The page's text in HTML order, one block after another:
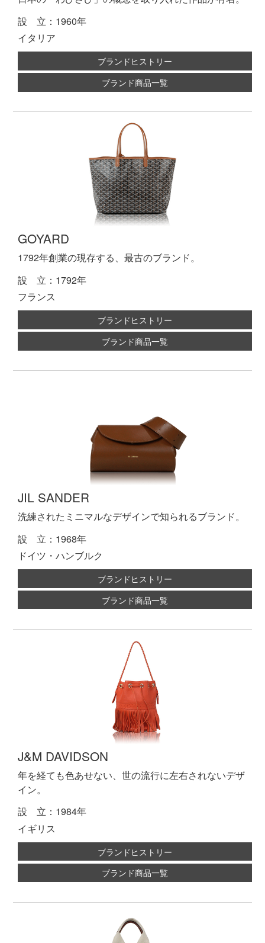
設 立：1960年
イタリア
ブランドヒストリー
ブランド商品一覧
GOYARD
1792年創業の現存する、最古のブランド。
設 立：1792年
フランス
ブランドヒストリー
ブランド商品一覧
JIL SANDER
洗練されたミニマルなデザインで知られるブランド。
設 立：1968年
ドイツ・ハンブルク
ブランドヒストリー
ブランド商品一覧
J&M DAVIDSON
年を経ても色あせない、世の流行に左右されないデザ
イン。
設 立：1984年
イギリス
ブランドヒストリー
ブランド商品一覧